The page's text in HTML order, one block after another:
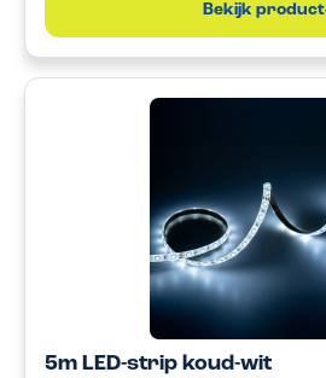
Bekijk product
5m LED-strip koud-wit